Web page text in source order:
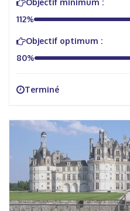
Objectif minimum :
112%
Objectif optimum :
80%
Terminé